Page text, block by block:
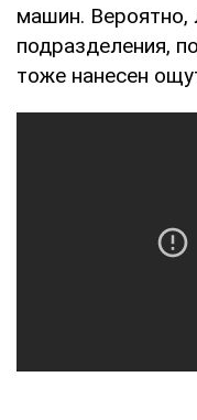
машин. Вероятно,
подразделения,
тоже нанесен